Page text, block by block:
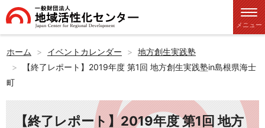
メニュー
ホーム イベントカレンダー
地方創生実践塾
【終了レポート】2019年度 第1回 地方創生実践塾in島根県海士
町
【終了レポート】2019年度 第1回 地方